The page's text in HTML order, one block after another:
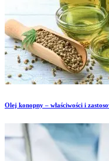
Olej konopny – właściwości i